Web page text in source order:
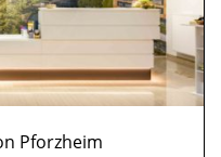
Pforzheim